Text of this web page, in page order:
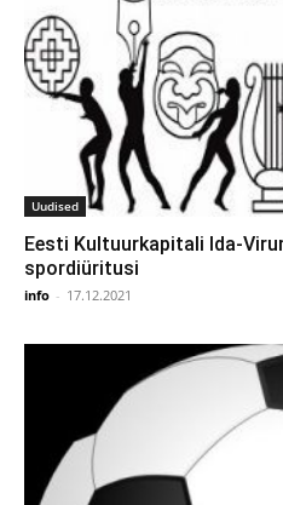
Uudised
Eesti Kultuurkapitali Ida-
spordiüritusi
info - 17.12.2021